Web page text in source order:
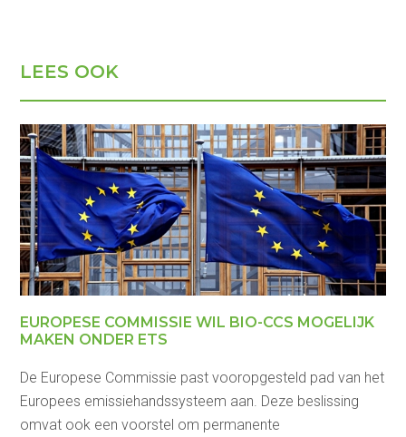
LEES OOK
EUROPESE COMMISSIE WIL BIO-CCS MOGELIJK
MAKEN ONDER ETS
De Europese Commissie past vooropgesteld pad van het
Europees emissiehandssysteem aan. Deze beslissing
omvat ook een voorstel om permanente